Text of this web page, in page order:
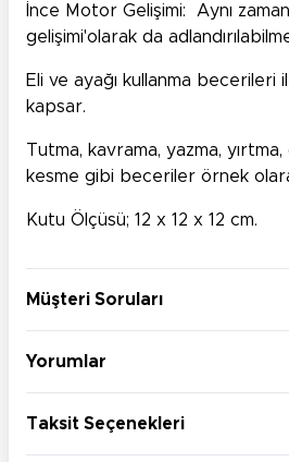
İnce Motor Gelişimi: Aynı
gelişimi'olarak da
Eli ve ayağı kullanma becerileri
kapsar.
Tutma, kavrama, yazma, yırtma,
kesme gibi beceriler örnek
Kutu Ölçüsü; 12 x 12 x 12 cm.
Müşteri Soruları
Yorumlar
Taksit Seçenekleri